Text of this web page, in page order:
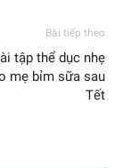
Bài tiếp theo
tập thể dục nhẹ
mẹ bỉm sữa sau
Tết